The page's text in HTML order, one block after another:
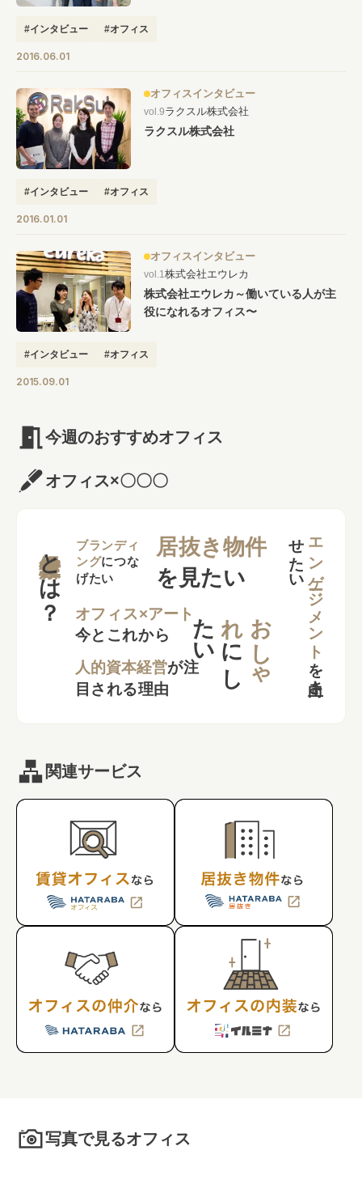
#インタビュー #オフィス
2016.06.01
オフィスインタビュー
vol.9ラクスル株式会社
ラクスル株式会社
#インタビュー #オフィス
2016.01.01
オフィスインタビュー
vol.1株式会社エウレカ
株式会社エウレカ～働いている人が主
役になれるオフィス〜
#インタビュー #オフィス
2015.09.01
今週のおすすめオフィス
オフィス×〇〇〇
とは？
ブランディ
ングにつな
げたい
居抜き物件
を見たい
オフィス×アート
今とこれから
人的資本経営が注
目される理由
お
し
ゃ
れ
に
し
た
い エンゲージメント
を
向上さ
せ
た
い
関連サービス
写真で見るオフィス